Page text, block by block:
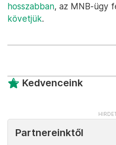
hosszabban, az MNB-ügy
követjük.
Kedvenceink
Partnereinktől